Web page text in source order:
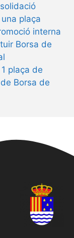
plaça
interna
Borsa de
plaça de
Borsa de